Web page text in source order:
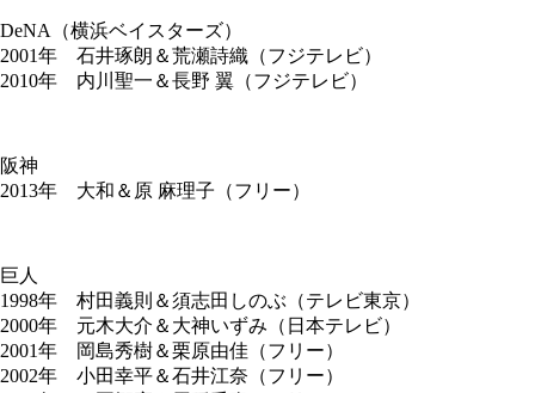
DeNA（横浜ベイスターズ）
2001年 石井琢朗＆荒瀬詩織（フジテレビ）
2010年 内川聖一＆長野 翼（フジテレビ）
阪神
2013年 大和＆原 麻理子（フリー）
巨人
1998年 村田義則＆須志田しのぶ（テレビ東京）
2000年 元木大介＆大神いずみ（日本テレビ）
2001年 岡島秀樹＆栗原由佳（フリー）
2002年 小田幸平＆石井江奈（フリー）